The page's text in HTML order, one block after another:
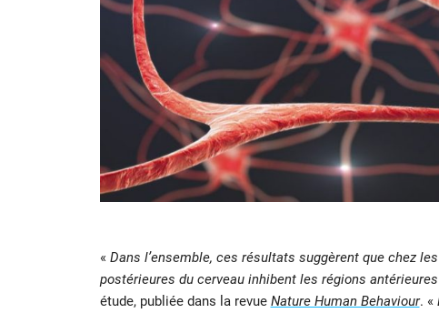
« Dans l’ensemble, ces résultats suggèrent que chez
postérieures du cerveau inhibent les régions antérieures
étude, publiée dans la revue Nature Human Behaviour. «